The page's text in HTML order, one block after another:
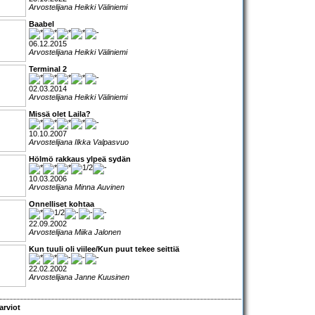
Arvostelijana Heikki Väliniemi
Baabel
06.12.2015
Arvostelijana Heikki Väliniemi
Terminal 2
02.03.2014
Arvostelijana Heikki Väliniemi
Missä olet Laila?
10.10.2007
Arvostelijana Ilkka Valpasvuo
Hölmö rakkaus ylpeä sydän
10.03.2006
Arvostelijana Minna Auvinen
Onnelliset kohtaa
22.09.2002
Arvostelijana Miika Jalonen
Kun tuuli oli viilee/Kun puut tekee seittiä
22.02.2002
Arvostelijana Janne Kuusinen